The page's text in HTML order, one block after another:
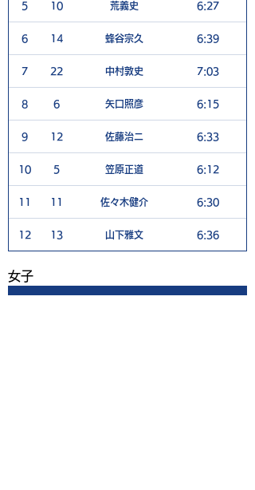
5 10 荒義史 6:27
6 14 蜂谷宗久 6:39
7 22 中村敦史 7:03
8 6 矢口照彦 6:15
9 12 佐藤治ニ 6:33
10 5 笠原正道 6:12
11 11 佐々木健介 6:30
12 13 山下雅文 6:36
​女子